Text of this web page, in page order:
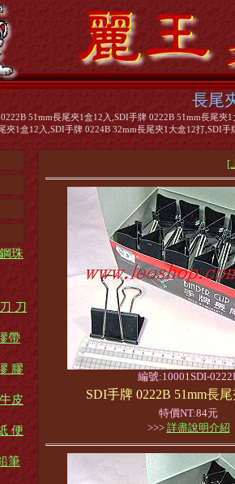
長尾
51mm長尾夾1盒12入,SDI手牌 0222B 51mm長尾
夾1盒12入,SDI手牌 0224B 32mm長尾夾1大盒12打,SDI
珠
刀
帶
膠
皮
便
筆
[
編號:10001SDI-
SDI手牌 0222B 51mm長
特價NT:84元
>>> 詳盡說明介紹